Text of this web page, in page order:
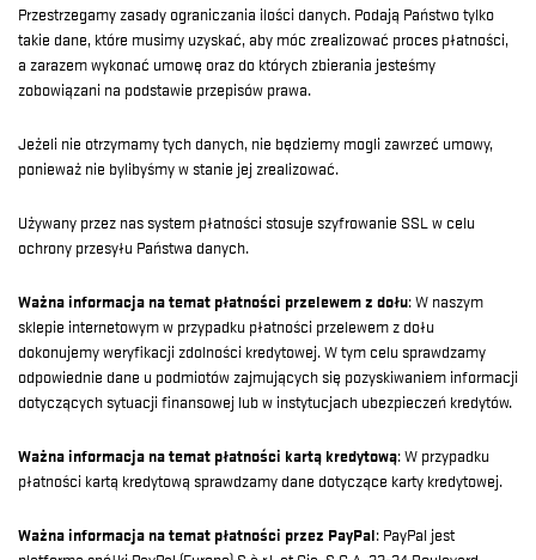
Przestrzegamy zasady ograniczania ilości danych. Podają Państwo tylko
takie dane, które musimy uzyskać, aby móc zrealizować proces płatności,
a zarazem wykonać umowę oraz do których zbierania jesteśmy
zobowiązani na podstawie przepisów prawa.
Jeżeli nie otrzymamy tych danych, nie będziemy mogli zawrzeć umowy,
ponieważ nie bylibyśmy w stanie jej zrealizować.
Używany przez nas system płatności stosuje szyfrowanie SSL w celu
ochrony przesyłu Państwa danych.
Ważna informacja na temat płatności przelewem z dołu: W naszym
sklepie internetowym w przypadku płatności przelewem z dołu
dokonujemy weryfikacji zdolności kredytowej. W tym celu sprawdzamy
odpowiednie dane u podmiotów zajmujących się pozyskiwaniem informacji
dotyczących sytuacji finansowej lub w instytucjach ubezpieczeń kredytów.
Ważna informacja na temat płatności kartą kredytową: W przypadku
płatności kartą kredytową sprawdzamy dane dotyczące karty kredytowej.
Ważna informacja na temat płatności przez PayPal: PayPal jest